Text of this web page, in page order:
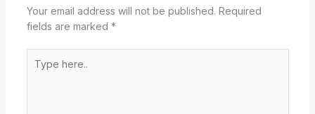
Your email address will not be published. Required
fields are marked *
here..